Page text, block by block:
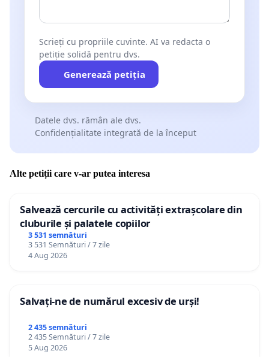
Scrieți cu propriile cuvinte. AI va redacta o
petiție solidă pentru dvs.
Generează petiția
Datele dvs. rămân ale dvs.
Confidențialitate integrată de la început
Alte petiții care v-ar putea interesa
Salvează cercurile cu activități extrașcolare din
cluburile și palatele copiilor
3 531 semnături
3 531 Semnături / 7 zile
4 Aug 2026
Salvați-ne de numărul excesiv de urși!
2 435 semnături
2 435 Semnături / 7 zile
5 Aug 2026